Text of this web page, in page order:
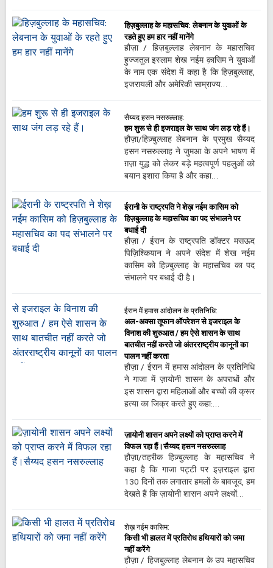
हिज़बुल्लाह के महासचिव: लेबनान के युवाओं के
रहते हुए हम हार नहीं मानेंगे
हौज़ा / हिज़बुल्लाह लेबनान के महासचिव
हुज्जतुल इस्लाम शेख नईम क़ासिम ने युवाओं
के नाम एक संदेश में कहा है कि हिज़बुल्लाह,
इजरायली और अमेरिकी साम्राज्य…
सैय्यद हसन नसरुल्लाह:
हम शुरू से ही इजराइल के साथ जंग लड़ रहे हैं।
हौज़ा/हिज़्बुल्लाह लेबनान के प्रमुख सैय्यद
हसन नसरुल्लाह ने जुमआ के अपने भाषण में
ग़ज़ा युद्ध को लेकर बड़े महत्वपूर्ण पहलुओं को
बयान इशारा किया है और कहा…
ईरानी के राष्ट्रपति ने शेख़ नईम कासिम को
हिज़बुल्लाह के महासचिव का पद संभालने पर
बधाई दी
हौज़ा / ईरान के राष्ट्रपति डॉक्टर मसऊद
पिज़िश्कियान ने अपने संदेश में शेख नईम
कासिम को हिज़्बुल्लाह के महासचिव का पद
संभालने पर बधाई दी है।
ईरान में हमास आंदोलन के प्रतिनिधि:
अल-अक्सा तूफान ऑपरेशन से इजराइल के
विनाश की शुरुआत / हम ऐसे शासन के साथ
बातचीत नहीं करते जो अंतरराष्ट्रीय कानूनों का
पालन नहीं करता
हौज़ा / ईरान में हमास आंदोलन के प्रतिनिधि
ने गाजा में ज़ायोनी शासन के अपराधों और
इस शासन द्वारा महिलाओं और बच्चों की क्रूर
हत्या का जिक्र करते हुए कहा:…
ज़ायोनी शासन अपने लक्ष्यों को प्राप्त करने में
विफल रहा हैं।सैय्यद हसन नसरुल्लाह
हौज़ा/तहरीक हिज़्बुल्लाह के महासचिव ने
कहा है कि गाजा पट्टी पर इज़राइल द्वारा
130 दिनों तक लगातार हमलों के बावजूद, हम
देखते हैं कि ज़ायोनी शासन अपने लक्ष्यों…
शेख़ नईम कासिम:
किसी भी हालत में प्रतिरोध हथियारों को जमा
नहीं करेंगे
हौज़ा / हिजबुल्लाह लेबनान के उप महासचिव